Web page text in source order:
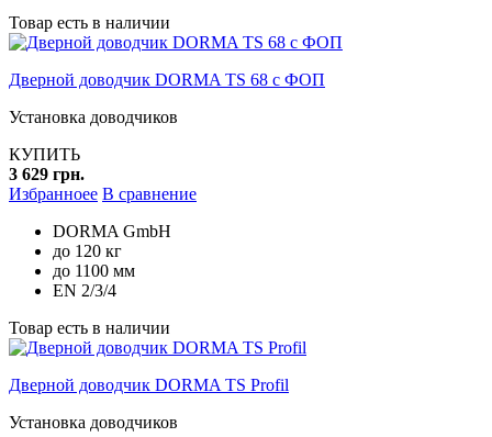
Товар есть в наличии
Дверной доводчик DORMA TS 68 с ФОП
Установка доводчиков
КУПИТЬ
3 629 грн.
Избранноее В сравнение
DORMA GmbH
до 120 кг
до 1100 мм
EN 2/3/4
Товар есть в наличии
Дверной доводчик DORMA TS Profil
Установка доводчиков